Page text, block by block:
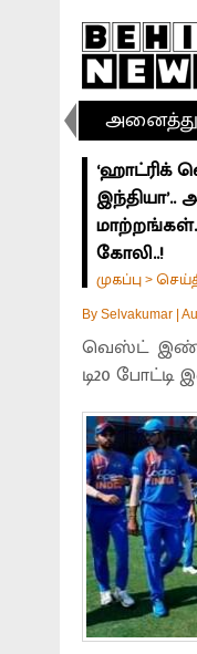
‘ஹாட்ரிக்
இந்தியா’..
கோலி..!
முகப்பு >
By Selvakumar
வெஸ்ட்
டி20